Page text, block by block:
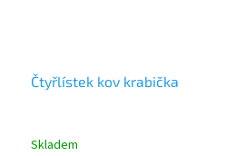
Čtyřlístek kov krabička
Skladem